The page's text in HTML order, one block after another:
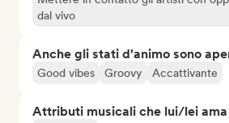
dal vivo
Anche gli stati d'animo sono
Good vibes Groovy Accattivante
Attributi musicali che lui/lei ama